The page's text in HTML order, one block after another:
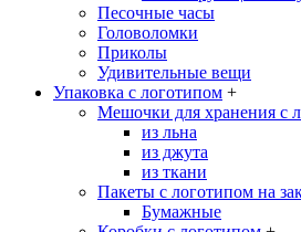
Песочные часы
Головоломки
Приколы
Удивительные вещи
Упаковка с логотипом +
Мешочки для хранения с
из льна
из джута
из ткани
Пакеты с логотипом на
Бумажные